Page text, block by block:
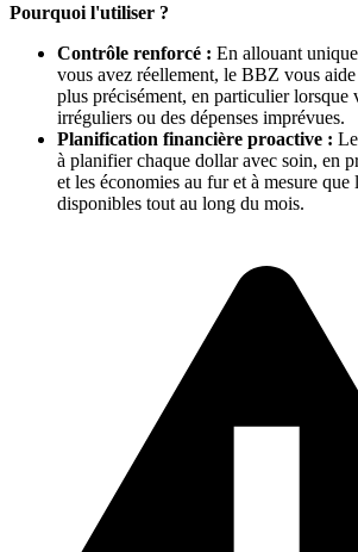
Pourquoi l'utiliser ?
Contrôle renforcé : En allouant
vous avez réellement, le BBZ vous
plus précisément, en particulier lorsque
irréguliers ou des dépenses imprévues.
Planification financière proactive :
à planifier chaque dollar avec soin, en
et les économies au fur et à mesure
disponibles tout au long du mois.